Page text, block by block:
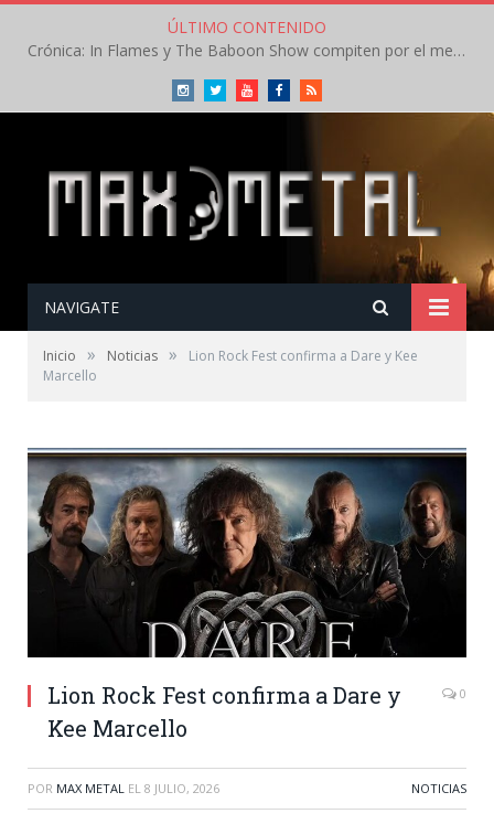
ÚLTIMO CONTENIDO
Crónica: In Flames y The Baboon Show compiten por el mejor concierto del día en el Leyendas del Rock – Viernes – Agosto 2026
InstagramTwitterYoutubeFacebookRSS
NAVIGATE
Inicio » Noticias »
Lion Rock Fest confirma a Dare y Kee
Marcello
Lion Rock Fest confirma a Dare y
Kee Marcello
0
POR MAX METAL EL 8 JULIO, 2026 NOTICIAS